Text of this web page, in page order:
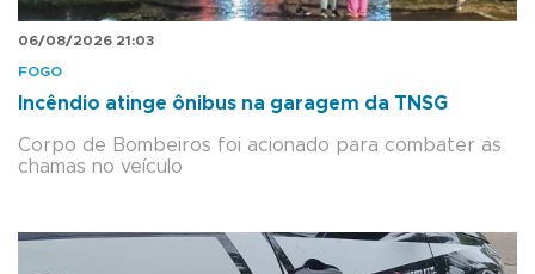
06/08/2026 21:03
FOGO
Incêndio atinge ônibus na garagem da TNSG
Corpo de Bombeiros foi acionado para combater as
chamas no veículo